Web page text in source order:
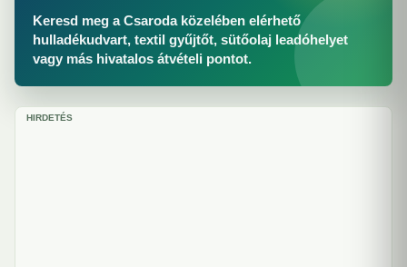
Keresd meg a Csaroda közelében elérhető
hulladékudvart, textil gyűjtőt, sütőolaj leadóhelyet
vagy más hivatalos átvételi pontot.
HIRDETÉS